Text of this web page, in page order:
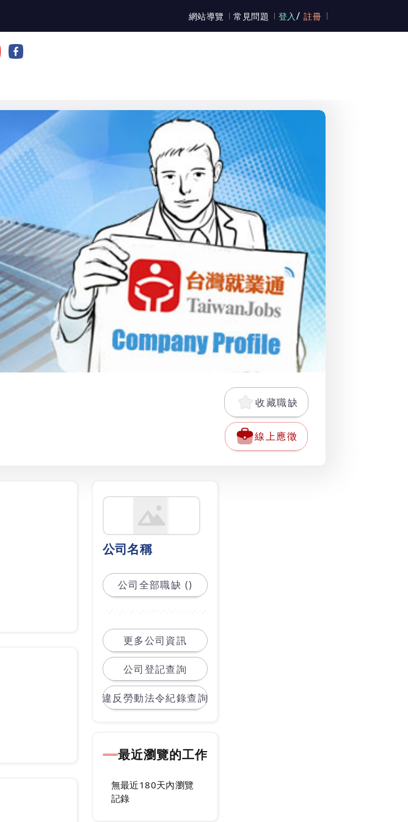
網站導覽 常見問題 登入 / 註冊
收藏職缺
線上應徵
公司名稱
公司全部職缺 ()
更多公司資訊
公司登記查詢
違反勞動法令紀錄查詢
最近瀏覽的工作
無最近180天內瀏覽
記錄